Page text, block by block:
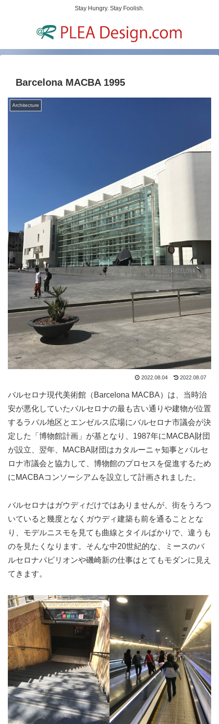
Stay Hungry. Stay Foolish.
Barcelona MACBA 1995
Architecture
2022.08.04 2022.08.07
バルセロナ現代美術館（Barcelona MACBA）は、当時治
安が悪化していたバルセロナの最も古い通りや建物が位置
するラバル地区とエンゼルス広場にバルセロナ市議会が決
定した「博物館計画」が基となり、1987年にMACBA財団
が設立、翌年、MACBA財団はカタルーニャ知事とバルセ
ロナ市議会と協力して、博物館のプロセスを促進するため
にMACBAコンソーシアムを設立して計画されました。
バルセロナはガウディだけではありませんが、街をうろつ
いていると幾度となくガウディ建築も前を通ることとな
り、モデルニスモを見ても曲線とタイルばかりで、違うも
のを見たくなります。そんな中20世紀的な、ミースのバ
ルセロナパビリオンや磯崎新の仕事はとてもモダンに見え
てきます。